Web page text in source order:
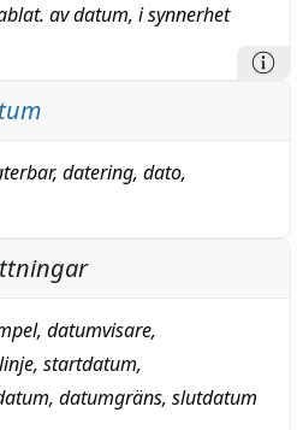
avdatum, i synnerhet
, datering, dato,
, datumvisare,
, startdatum,
, datumgräns, slutdatum